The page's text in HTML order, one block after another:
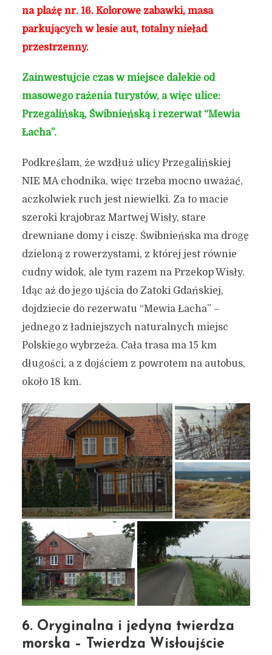
na plażę nr. 16. Kolorowe zabawki, masa
parkujących w lesie aut, totalny nieład
przestrzenny.
Zainwestujcie czas w miejsce dalekie od
masowego rażenia turystów, a więc ulice:
Przegalińską, Świbnieńską i rezerwat “Mewia
Łacha”.
Podkreślam, że wzdłuż ulicy Przegalińskiej
NIE MA chodnika, więc trzeba mocno uważać,
aczkolwiek ruch jest niewielki. Za to macie
szeroki krajobraz Martwej Wisły, stare
drewniane domy i ciszę. Świbnieńska ma drogę
dzieloną z rowerzystami, z której jest równie
cudny widok, ale tym razem na Przekop Wisły.
Idąc aż do jego ujścia do Zatoki Gdańskiej,
dojdziecie do rezerwatu “Mewia Łacha” –
jednego z ładniejszych naturalnych miejsc
Polskiego wybrzeża. Cała trasa ma 15 km
długości, a z dojściem z powrotem na autobus,
około 18 km.
6. Oryginalna i jedyna twierdza
morska – Twierdza Wisłoujście